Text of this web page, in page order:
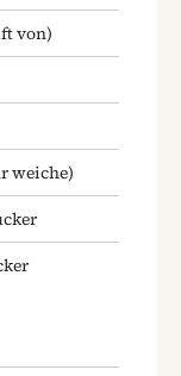
von)
weiche)